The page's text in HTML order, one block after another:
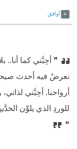
أوافق
❞ أحِبَّني كما
نعرضُ فيه أحدث
أرواحنا. أحِبَّني
للوردِ الذي يلوِّن
❝